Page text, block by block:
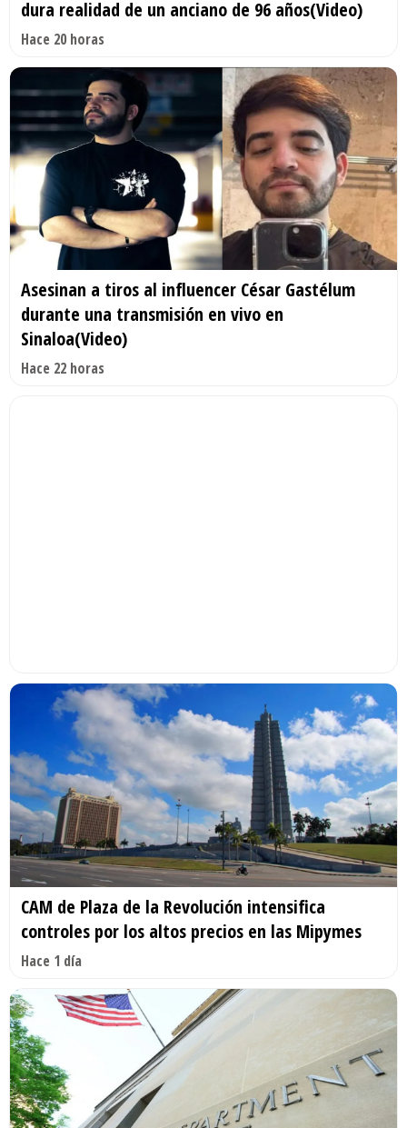
dura realidad de un anciano de 96 años(Video)
Hace 20 horas
Asesinan a tiros al influencer César Gastélum
durante una transmisión en vivo en
Sinaloa(Video)
Hace 22 horas
CAM de Plaza de la Revolución intensifica
controles por los altos precios en las Mipymes
Hace 1 día